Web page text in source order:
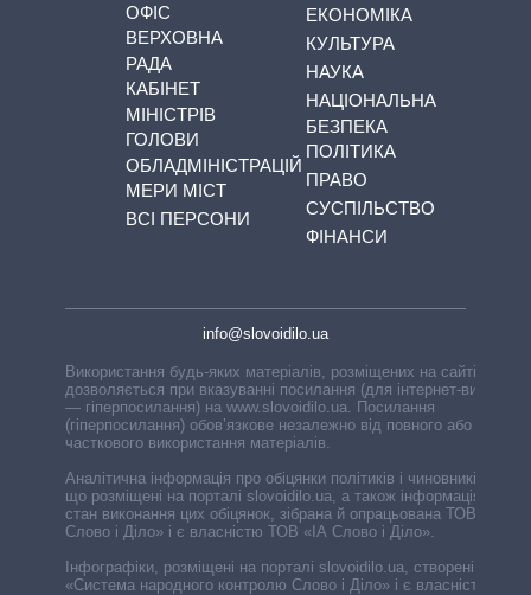
ОФІС
ВЕРХОВНА
РАДА
КАБІНЕТ
МІНІСТРІВ
ГОЛОВИ
ОБЛАДМІНІСТРАЦІЙ
МЕРИ МІСТ
ВСІ ПЕРСОНИ
ЕКОНОМІКА
КУЛЬТУРА
НАУКА
НАЦІОНАЛЬНА
БЕЗПЕКА
ПОЛІТИКА
ПРАВО
СУСПІЛЬСТВО
ФІНАНСИ
info@slovoidilo.ua
Використання будь-яких матеріалів, розміщених на сайті,
дозволяється при вказуванні посилання (для інтернет-видань
— гіперпосилання) на www.slovoidilo.ua. Посилання
(гіперпосилання) обов’язкове незалежно від повного або
часткового використання матеріалів.
Аналітична інформація про обіцянки політиків і чиновників,
що розміщені на порталі slovoidilo.ua, а також інформація про
стан виконання цих обіцянок, зібрана й опрацьована ТОВ «ІА
Слово і Діло» і є власністю ТОВ «ІА Слово і Діло».
Інфографіки, розміщені на порталі slovoidilo.ua, створені ГО
«Система народного контролю Слово і Діло» і є власністю